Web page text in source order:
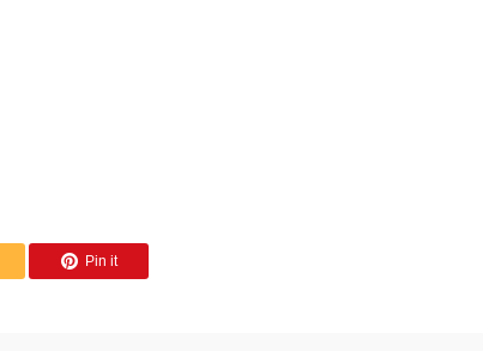
Pin it